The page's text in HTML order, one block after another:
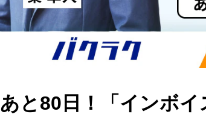
あと80日！「インボイ